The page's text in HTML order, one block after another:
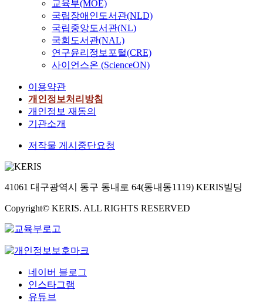
교육부(MOE)
국립장애인도서관(NLD)
국립중앙도서관(NL)
국회도서관(NAL)
연구윤리정보포털(CRE)
사이언스온 (ScienceON)
이용약관
개인정보처리방침
개인정보 재동의
기관소개
저작물 게시중단요청
41061 대구광역시 동구 동내로 64(동내동1119) KERIS빌딩
Copyright© KERIS. ALL RIGHTS RESERVED
네이버 블로그
인스타그램
유튜브